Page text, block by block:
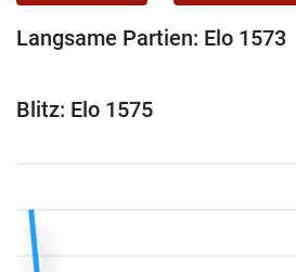
Langsame Partien: Elo 1573
Blitz: Elo 1575